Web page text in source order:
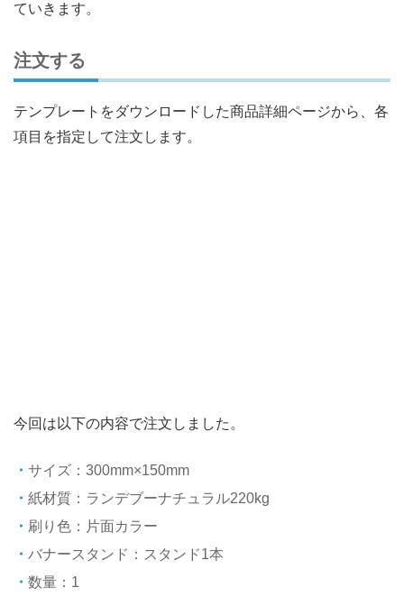
ていきます。
注文する
テンプレートをダウンロードした商品詳細ページから、各
項目を指定して注文します。
今回は以下の内容で注文しました。
サイズ：300mm×150mm
紙材質：ランデブーナチュラル220kg
刷り色：片面カラー
バナースタンド：スタンド1本
数量：1